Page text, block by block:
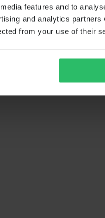
features and to
and analytics
from your use of their